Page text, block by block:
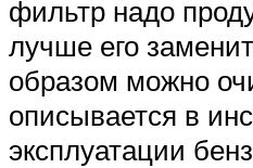
фильтр надо
лучше его
образом можно
описывается в
эксплуатации